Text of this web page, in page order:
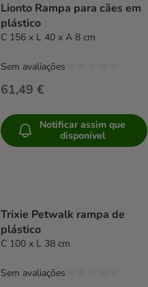
Lionto Rampa para cães em
plástico
C 156 x L 40 x A 8 cm
61,49 €
Sem avaliações
Notificar assim que
disponível
Trixie Petwalk rampa de
plástico
C 100 x L 38 cm
Sem avaliações